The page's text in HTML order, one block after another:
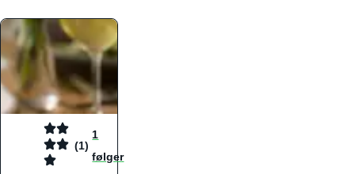
(1)
1
følger